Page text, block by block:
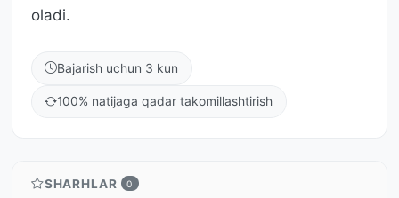
oladi.
Bajarish uchun 3 kun
100% natijaga qadar takomillashtirish
SHARHLAR 0